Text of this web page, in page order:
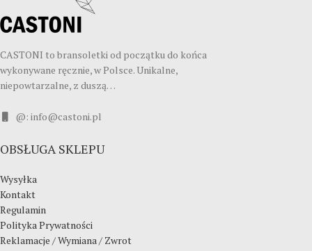
Kitchen
Leo uteu ullamcorper
CASTONI to bransoletki od początku do końca
wykonywane ręcznie, w Polsce. Unikalne,
niepowtarzalne, z duszą…
@: info@castoni.pl
OBSŁUGA SKLEPU
Wysyłka
Kontakt
Regulamin
Polityka Prywatności
Reklamacje / Wymiana / Zwrot